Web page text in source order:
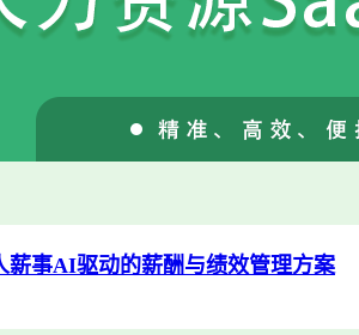
薪事AI驱动的薪酬与绩效管理方案